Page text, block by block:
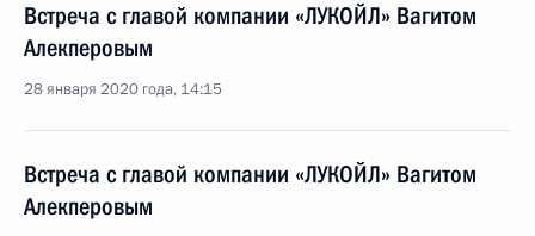
Встреча с главой компании «ЛУКОЙЛ» Вагитом
Алекперовым
28 января 2020 года, 14:15
Встреча с главой компании «ЛУКОЙЛ» Вагитом
Алекперовым